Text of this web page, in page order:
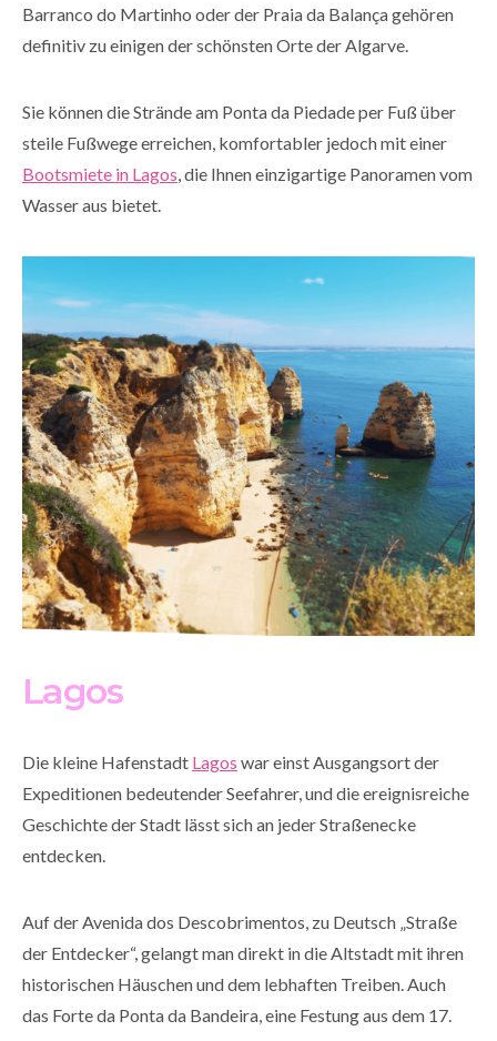
Barranco do Martinho oder der Praia da Balança gehören
definitiv zu einigen der schönsten Orte der Algarve.
Sie können die Strände am Ponta da Piedade per Fuß über
steile Fußwege erreichen, komfortabler jedoch mit einer
Bootsmiete in Lagos, die Ihnen einzigartige Panoramen vom
Wasser aus bietet.
Lagos
Die kleine Hafenstadt Lagos war einst Ausgangsort der
Expeditionen bedeutender Seefahrer, und die ereignisreiche
Geschichte der Stadt lässt sich an jeder Straßenecke
entdecken.
Auf der Avenida dos Descobrimentos, zu Deutsch „Straße
der Entdecker“, gelangt man direkt in die Altstadt mit ihren
historischen Häuschen und dem lebhaften Treiben. Auch
das Forte da Ponta da Bandeira, eine Festung aus dem 17.